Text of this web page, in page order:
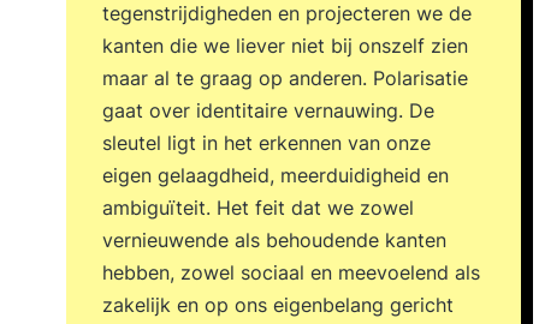
tegenstrijdigheden en projecteren we de
kanten die we liever niet bij onszelf zien
maar al te graag op anderen. Polarisatie
gaat over identitaire vernauwing. De
sleutel ligt in het erkennen van onze
eigen gelaagdheid, meerduidigheid en
ambiguïteit. Het feit dat we zowel
vernieuwende als behoudende kanten
hebben, zowel sociaal en meevoelend als
zakelijk en op ons eigenbelang gericht